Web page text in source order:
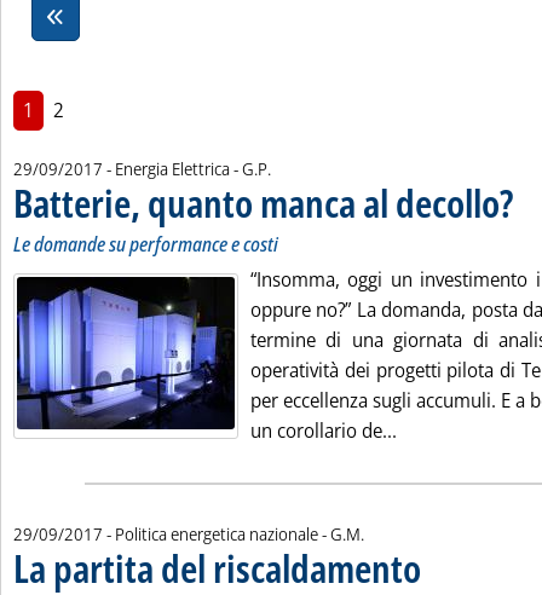
1 2
29/09/2017 - Energia Elettrica -di:
G.P.
Batterie, quanto manca al decollo?..
Le domande su performance e costi
“Insomma, oggi un
oppure no?” La domanda, posta
termine di una giornata di
operatività dei progetti pilota di
per eccellenza sugli accumuli. E a
un corollario de...
29/09/2017 - Politica energetica nazionale -di:
G.M.
La partita del riscaldamento